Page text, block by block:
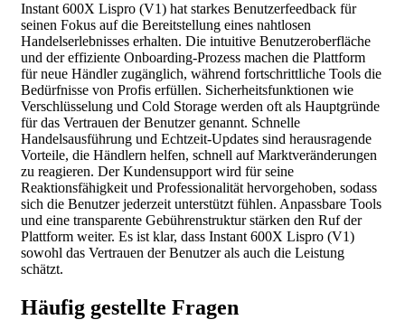
Instant 600X Lispro (V1) hat starkes Benutzerfeedback für
seinen Fokus auf die Bereitstellung eines nahtlosen
Handelserlebnisses erhalten. Die intuitive Benutzeroberfläche
und der effiziente Onboarding-Prozess machen die Plattform
für neue Händler zugänglich, während fortschrittliche Tools die
Bedürfnisse von Profis erfüllen. Sicherheitsfunktionen wie
Verschlüsselung und Cold Storage werden oft als Hauptgründe
für das Vertrauen der Benutzer genannt. Schnelle
Handelsausführung und Echtzeit-Updates sind herausragende
Vorteile, die Händlern helfen, schnell auf Marktveränderungen
zu reagieren. Der Kundensupport wird für seine
Reaktionsfähigkeit und Professionalität hervorgehoben, sodass
sich die Benutzer jederzeit unterstützt fühlen. Anpassbare Tools
und eine transparente Gebührenstruktur stärken den Ruf der
Plattform weiter. Es ist klar, dass Instant 600X Lispro (V1)
sowohl das Vertrauen der Benutzer als auch die Leistung
schätzt.
Häufig gestellte Fragen